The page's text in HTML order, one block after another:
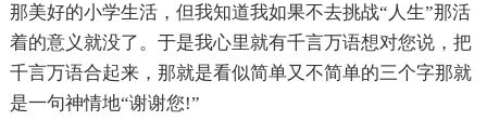
那美好的小学生活，但我知道我如果不去挑战“人生”那活
着的意义就没了。于是我心里就有千言万语想对您说，把
千言万语合起来，那就是看似简单又不简单的三个字那就
是一句神情地“谢谢您!”